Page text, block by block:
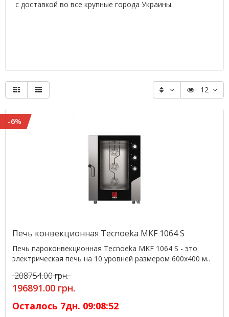
с доставкой во все крупные города Украины.
12
-6%
Печь конвекционная Tecnoeka MKF 1064 S
Печь пароконвекционная Tecnoeka MKF 1064 S - это
электрическая печь на 10 уровней размером 600х400 м..
208754.00 грн.
196891.00 грн.
Осталось 7дн. 09:08:52